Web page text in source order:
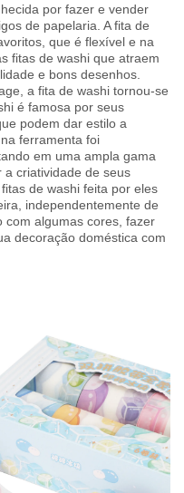
por fazer e vender
de papelaria. A fita de
que é flexível e na
fitas de washi que atraem
e bons desenhos.
a fita de washi tornou-se
é famosa por seus
podem dar estilo a
ferramenta foi
em uma ampla gama
a criatividade de seus
de washi feita por eles
independentemente de
com algumas cores, fazer
decoração doméstica com